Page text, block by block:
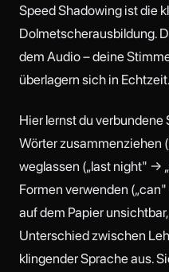
Speed Shadowing ist die
Dolmetscherausbildung.
dem Audio – deine
überlagern sich in Echtzeit.
Hier lernst du
Wörter zusammenziehen
weglassen („last night" →
Formen verwenden
auf dem Papier
Unterschied zwischen
klingender Sprache aus.